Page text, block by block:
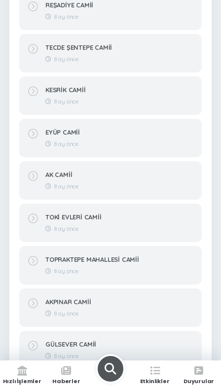
REŞADİYE CAMİİ
8 ay önce
TECDE ŞENTEPE CAMİİ
8 ay önce
KESRİK CAMİİ
8 ay önce
EYÜP CAMİİ
8 ay önce
AK CAMİİ
8 ay önce
TOKİ EVLERİ CAMİİ
8 ay önce
TOPRAKTEPE MAHALLESİ CAMİİ
8 ay önce
AKPINAR CAMİİ
8 ay önce
GÜLSEVER CAMİİ
8 ay önce
Hızlı İşlemler Haberler Etkinlikler Duyurular